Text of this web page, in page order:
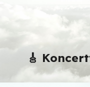
🎸